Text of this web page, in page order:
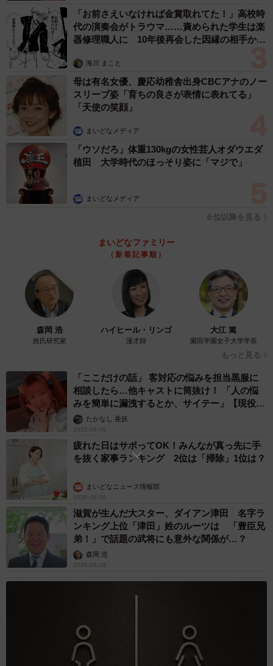
続く投稿で、飼い主さんは「おやつに混ぜてちゃんと飲ま
せました」と報告。この日も無事に、お薬を飲んでもらう
ことができました。
保護されたはちたくんを家族にーーあたたかく見
守る日々
4/9
窓辺でニャルソックに勤しむはちたくん（画像提供：@catsEYEeclipse
さん）
はちたくんは、普段とても警戒心が強く、「超ビビり」な
のだそう。そのため、お薬にもある瞬間に気づいたのでは
ないかと、飼い主さんは語ります。
「ただ最初の数日は気づかないままご飯を完食していたの
白黒のハチワレ柄と、お鼻の黒ブチが愛らしいはちたく
「お前さえいなければ金賞取れてた！」高校時
代の演奏会がトラウマ……責められた学生は楽
器修理職人に 10年後再会した因縁の相手から
海川 まこと
母は有名女優、慶応幼稚舎出身CBCアナのノー
スリーブ姿「育ちの良さが表情に表れてる」
「天使の笑顔」
まいどなメディア
「ウソだろ」体重130kgの女性芸人オダウエダ
植田 大学時代のほっそり姿に「マジで」
まいどなメディア
６位以降を見る
まいどなファミリー
（新着記事順）
森岡 浩
姓氏研究家
ハイヒール・リンゴ
漫才師
大江 篤
園田学園女子大学学長
もっと見る
「ここだけの話」 客対応の悩みを担当黒服に
相談したら…他キャストに筒抜け！ 「人の悩
みを簡単に漏洩するとか、サイテー」【現役キ
ャストに取材】
たかなし 亜妖
2026.08.09
疲れた日はサボってOK！みんなが真っ先に手
を抜く家事ランキング 2位は「掃除」1位は？
まいどなニュース情報部
2026.08.09
滋賀が生んだ大スター、ダイアン津田 名字ラ
ンキング上位「津田」姓のルーツは 「豊臣兄
弟！」で話題の武将にも意外な関係が…？
森岡 浩
2026.08.09